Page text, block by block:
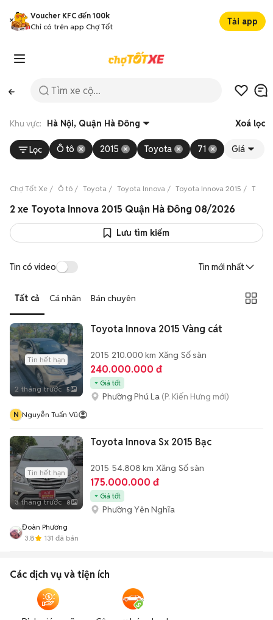
Voucher KFC đến 100k
Chỉ có trên app Chợ Tốt
Tải app
Khu vực: Hà Nội, Quận Hà Đông Xoá lọc
Lọc Ô tô 2015 Toyota 71 Giá
Chợ Tốt Xe Ô tô Toyota Toyota Innova Toyota Innova 2015
2 xe Toyota Innova 2015 Quận Hà Đông 08/2026
Lưu tìm kiếm
Tin có video Tin mới nhất
Tất cả Cá nhân Bán chuyên
Tin hết hạn
2 tháng trước 5
Toyota Innova 2015 Vàng cát
2015 210.000 km Xăng Số sàn
240.000.000 đ
Giá tốt
Phường Phú La (P. Kiến Hưng mới)
N Nguyễn Tuấn Vũ
Tin hết hạn
3 tháng trước 8
Toyota Innova Sx 2015 Bạc
2015 54.808 km Xăng Số sàn
175.000.000 đ
Giá tốt
Phường Yên Nghĩa
Đoàn Phương
3.8
131 đã bán
Các dịch vụ và tiện ích